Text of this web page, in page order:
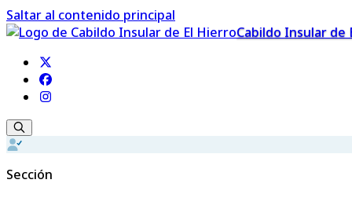
Saltar al contenido principal
Cabildo Insular de
Sección